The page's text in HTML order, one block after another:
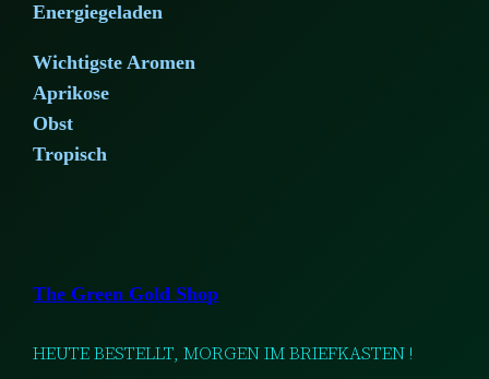
Energiegeladen
Wichtigste Aromen
Aprikose
Obst
Tropisch
The Green Gold Shop
HEUTE BESTELLT, MORGEN IM BRIEFKASTEN !